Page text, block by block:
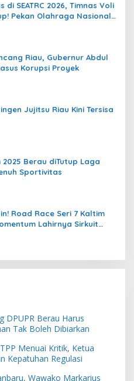
di SEATRC 2026, Timnas Voli
Pekan Olahraga Nasional
Riau, Gubernur Abdul
Korupsi Proyek
Jujitsu Riau Kini Tersisa
Berau diTutup Laga
Sportivitas
Road Race Seri 7 Kaltim
Lahirnya Sirkuit
DPUPR Berau Harus
Tak Boleh Dibiarkan
Menuai Kritik, Ketua
Kepatuhan Regulasi
Wawako Markarius